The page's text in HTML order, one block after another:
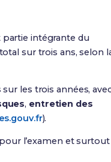
intégrante du
sur trois ans, selon
sur les trois années,
, entretien des
).
l’examen et surtout